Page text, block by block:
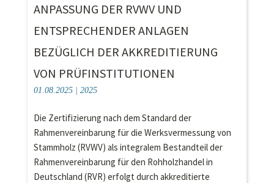
ANPASSUNG DER RVWV UND
ENTSPRECHENDER ANLAGEN
BEZÜGLICH DER AKKREDITIERUNG
VON PRÜFINSTITUTIONEN
01.08.2025| 2025
Die Zertifizierung nach dem Standard der
Rahmenvereinbarung für die Werksvermessung von
Stammholz (RVWV) als integralem Bestandteil der
Rahmenvereinbarung für den Rohholzhandel in
Deutschland (RVR) erfolgt durch akkreditierte